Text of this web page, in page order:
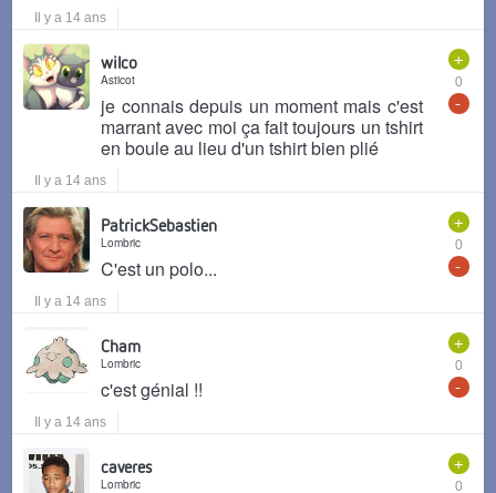
Il y a 14 ans
+
0
-
wilco
Asticot
je connais depuis un moment mais c'est
marrant avec moi ça fait toujours un tshirt
en boule au lieu d'un tshirt bien plié
Il y a 14 ans
+
0
-
PatrickSebastien
Lombric
C'est un polo...
Il y a 14 ans
+
0
-
Cham
Lombric
c'est génial !!
Il y a 14 ans
+
0
caveres
Lombric